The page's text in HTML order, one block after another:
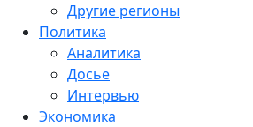
Другие регионы
Политика
Аналитика
Досье
Интервью
Экономика